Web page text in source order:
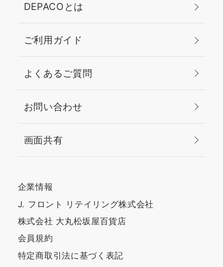
DEPACOとは
ご利用ガイド
よくあるご質問
お問い合わせ
画面共有
企業情報
J. フロント リテイリング株式会社
株式会社 大丸松坂屋百貨店
会員規約
特定商取引法に基づく表記